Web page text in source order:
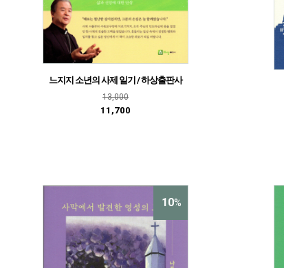
느지지 소년의 사제 일기 / 하상출판사
13,000
11,700
10%